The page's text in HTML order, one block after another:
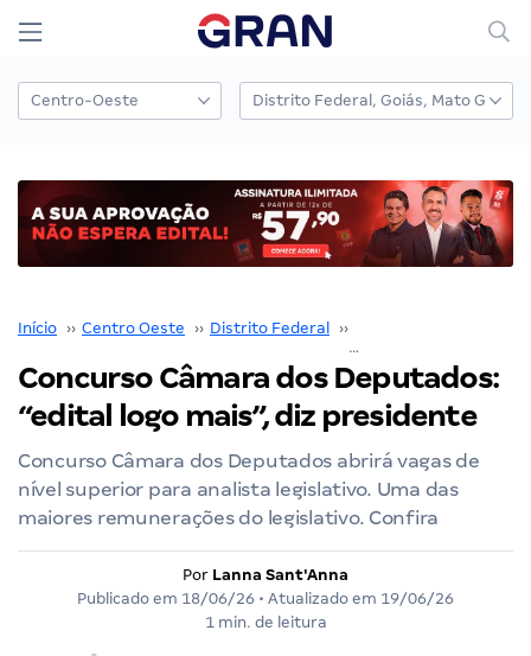
Início ›› Centro Oeste ›› Distrito Federal ››
Concurso Câmara dos Deputados:
“edital logo mais”, diz presidente
Concurso Câmara dos Deputados abrirá vagas de
nível superior para analista legislativo. Uma das
maiores remunerações do legislativo. Confira
Por Lanna Sant'Anna
Publicado em 18/06/26 • Atualizado em 19/06/26
1 min. de leitura